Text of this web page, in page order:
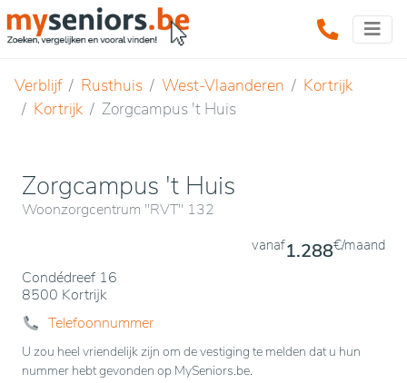
Verblijf Rusthuis West-Vlaanderen
Kortrijk
Kortrijk
Zorgcampus 't Huis
Zorgcampus 't Huis
Woonzorgcentrum "RVT" 132
Condédreef 16
8500 Kortrijk
vanaf1.288€/maand
Telefoonnummer
U zou heel vriendelijk zijn om de vestiging te melden dat u hun
nummer hebt gevonden op MySeniors.be.